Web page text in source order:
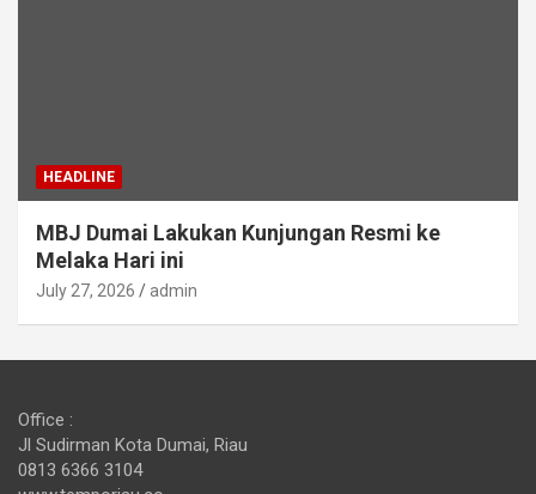
HEADLINE
MBJ Dumai Lakukan Kunjungan Resmi ke
Melaka Hari ini
July 27, 2026 admin
Office :
Jl Sudirman Kota Dumai, Riau
0813 6366 3104